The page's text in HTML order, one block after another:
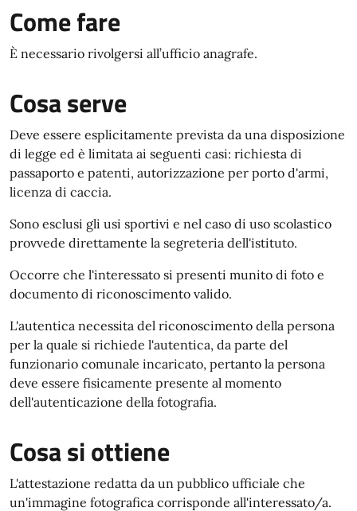
Come fare
È necessario rivolgersi all’ufficio anagrafe.
Cosa serve
Deve essere esplicitamente prevista da una disposizione
di legge ed è limitata ai seguenti casi: richiesta di
passaporto e patenti, autorizzazione per porto d'armi,
licenza di caccia.
Sono esclusi gli usi sportivi e nel caso di uso scolastico
provvede direttamente la segreteria dell'istituto.
Occorre che l'interessato si presenti munito di foto e
documento di riconoscimento valido.
L'autentica necessita del riconoscimento della persona
per la quale si richiede l'autentica, da parte del
funzionario comunale incaricato, pertanto la persona
deve essere fisicamente presente al momento
dell'autenticazione della fotografia.
Cosa si ottiene
L'attestazione redatta da un pubblico ufficiale che
un'immagine fotografica corrisponde all'interessato/a.